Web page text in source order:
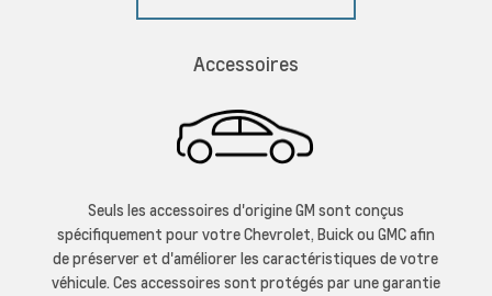
Accessoires
Seuls les accessoires d'origine GM sont conçus
spécifiquement pour votre Chevrolet, Buick ou GMC afin
de préserver et d'améliorer les caractéristiques de votre
véhicule. Ces accessoires sont protégés par une garantie